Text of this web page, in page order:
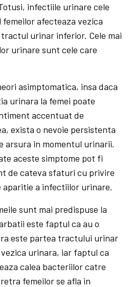
infectiile urinare cele
afecteaza vezica
urinar inferior. Cele mai
urinare sunt cele care
asimptomatica, insa daca
urinara la femei poate
accentuat de
exista o nevoie persistenta
arsura in momentul urinarii.
aceste simptome pot fi
de cateva sfaturi cu privire
aparitie a infectiilor urinare.
sunt mai predispuse la
este faptul ca au o
este partea tractului urinar
urinara, iar faptul ca
calea bacteriilor catre
femeilor se afla in